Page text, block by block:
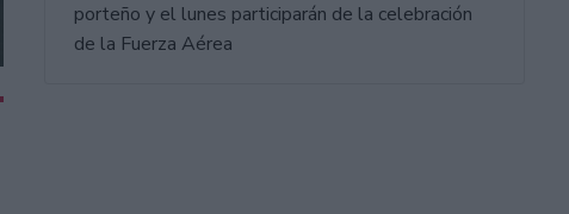
porteño y el lunes participarán de la celebración
de la Fuerza Aérea